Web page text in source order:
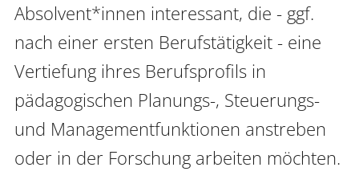
Absolvent*innen interessant, die - ggf.
nach einer ersten Berufstätigkeit - eine
Vertiefung ihres Berufsprofils in
pädagogischen Planungs-, Steuerungs-
und Managementfunktionen anstreben
oder in der Forschung arbeiten möchten.
Zentrum für Lehrkräftebildung
Zentrum für Fernstudien und
Universitäre Weiterbildung
Zentrum für Informations- und
Medientechnologien